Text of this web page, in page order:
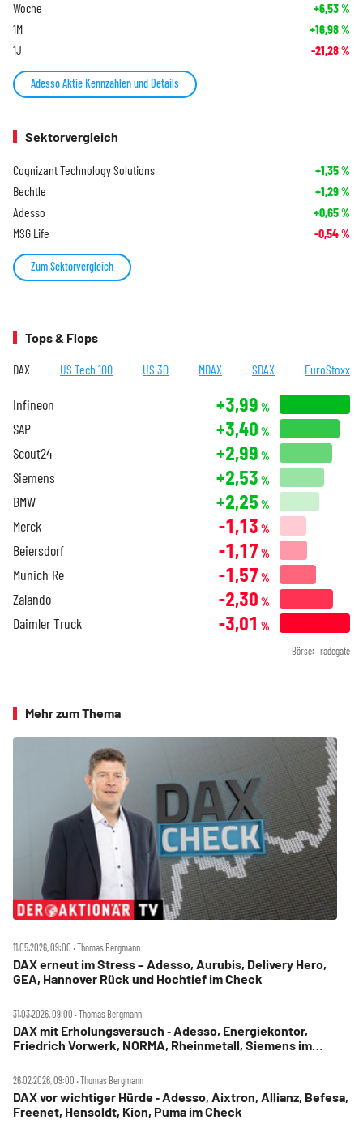
Woche +6,53%
1M +16,98%
1J -21,28%
Adesso Aktie Kennzahlen und Details
Sektorvergleich
Cognizant Technology Solutions +1,35%
Bechtle +1,29%
Adesso +0,65%
MSG Life -0,54%
Zum Sektorvergleich
Tops & Flops
DAX US Tech 100 US 30 MDAX SDAX EuroStoxx
Infineon +3,99 %
SAP +3,40 %
Scout24 +2,99 %
Siemens +2,53 %
BMW +2,25 %
Merck -1,13 %
Beiersdorf -1,17 %
Munich Re -1,57 %
Zalando -2,30 %
Daimler Truck -3,01 %
Börse: Tradegate
Mehr zum Thema
11.05.2026, 09:00 ‧ Thomas Bergmann
DAX erneut im Stress – Adesso, Aurubis, Delivery Hero,
GEA, Hannover Rück und Hochtief im Check
31.03.2026, 09:00 ‧ Thomas Bergmann
DAX mit Erholungsversuch ‑ Adesso, Energiekontor,
Friedrich Vorwerk, NORMA, Rheinmetall, Siemens im
26.02.2026, 09:00 ‧ Thomas Bergmann
DAX vor wichtiger Hürde ‑ Adesso, Aixtron, Allianz, Befesa,
Freenet, Hensoldt, Kion, Puma im Check